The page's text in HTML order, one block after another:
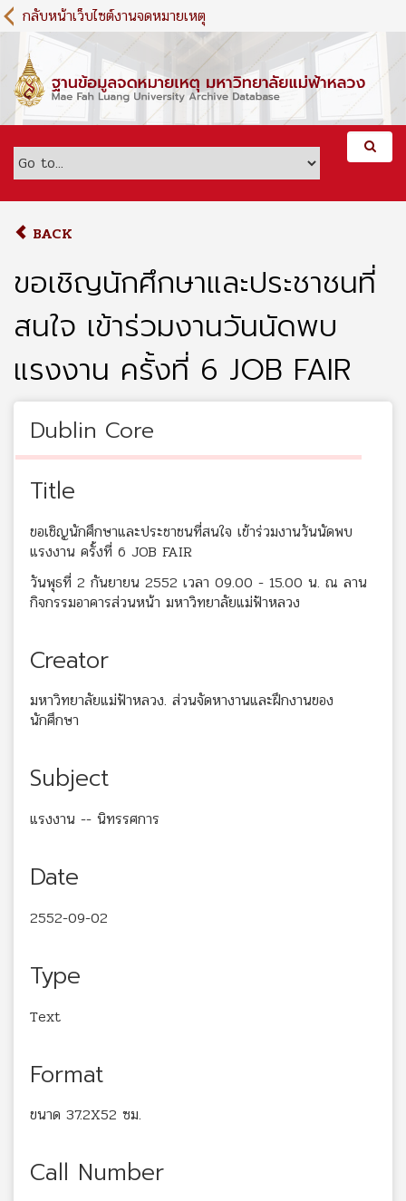
S
k
m
c
กลับหน้าเว็บไซต์งานจดหมายเหตุ
BACK
ขอเชิญนักศึกษาและประชาชนที่
สนใจ เข้าร่วมงานวันนัดพบ
แรงงาน ครั้งที่ 6 JOB FAIR
Dublin Core
Title
ขอเชิญนักศึกษาและประชาชนที่สนใจ เข้าร่วมงานวันนัดพบ
แรงงาน ครั้งที่ 6 JOB FAIR
วันพุธที่ 2 กันยายน 2552 เวลา 09.00 - 15.00 น. ณ ลาน
กิจกรรมอาคารส่วนหน้า มหาวิทยาลัยแม่ฟ้าหลวง
Creator
มหาวิทยาลัยแม่ฟ้าหลวง. ส่วนจัดหางานและฝึกงานของ
นักศึกษา
Subject
แรงงาน -- นิทรรศการ
Date
2552-09-02
Type
Text
Format
ขนาด 37.2X52 ซม.
Call Number